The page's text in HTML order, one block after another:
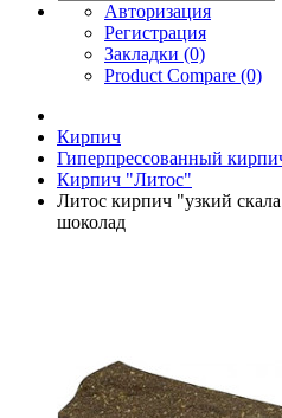
Авторизация
Регистрация
Закладки (0)
Product Compare (0)
Кирпич
Гиперпрессованный
Кирпич "Литос"
Литос кирпич "узкий
шоколад